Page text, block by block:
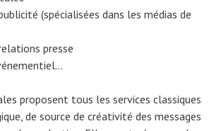
(spécialisées dans les médias de
presse
proposent tous les services classiques
de source de créativité des messages